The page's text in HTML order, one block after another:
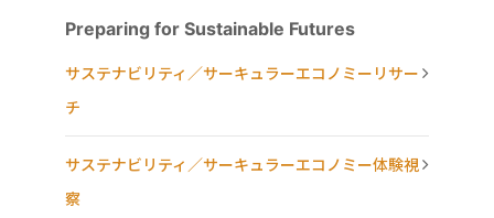
Preparing for Sustainable Futures
サステナビリティ／サーキュラーエコノミーリサー
チ
サステナビリティ／サーキュラーエコノミー体験視
察